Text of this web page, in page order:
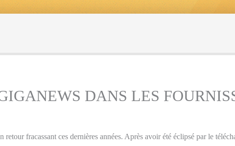
DANS LES
fracassant ces dernières années. Après avoir été éclipsé par le